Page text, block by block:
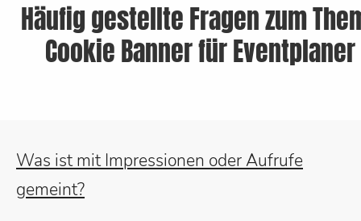
Häufig gestellte Fragen zum
Cookie Banner für Eventplaner
Was ist mit Impressionen oder Aufrufe
gemeint?